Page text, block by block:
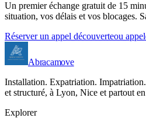
Un premier échange gratuit de 15
situation, vos délais et vos blocages.
Réserver un appel découverteou
Abracamove
Installation. Expatriation.
et structuré, à Lyon, Nice et partout
Explorer